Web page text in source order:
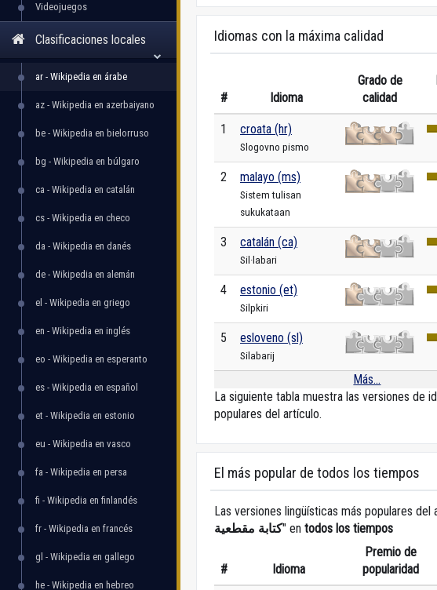
Videojuegos
Clasificaciones locales
ar - Wikipedia en árabe
az - Wikipedia en azerbaiyano
be - Wikipedia en bielorruso
bg - Wikipedia en búlgaro
ca - Wikipedia en catalán
cs - Wikipedia en checo
da - Wikipedia en danés
de - Wikipedia en alemán
el - Wikipedia en griego
en - Wikipedia en inglés
eo - Wikipedia en esperanto
es - Wikipedia en español
et - Wikipedia en estonio
eu - Wikipedia en vasco
fa - Wikipedia en persa
fi - Wikipedia en finlandés
fr - Wikipedia en francés
gl - Wikipedia en gallego
he - Wikipedia en hebreo
Idiomas con la máxima calidad
# Idioma
Grado de
calidad
1 croata (hr)
Slogovno pismo
2 malayo (ms)
Sistem tulisan
sukukataan
3 catalán (ca)
Sil·labari
4 estonio (et)
Silpkiri
5 esloveno (sl)
Silabarij
Más...
La siguiente tabla muestra las versiones de
populares del artículo.
El más popular de todos los tiempos
Las versiones lingüísticas más populares del
كتابة مقطعية" en todos los tiempos
# Idioma
Premio de
popularidad